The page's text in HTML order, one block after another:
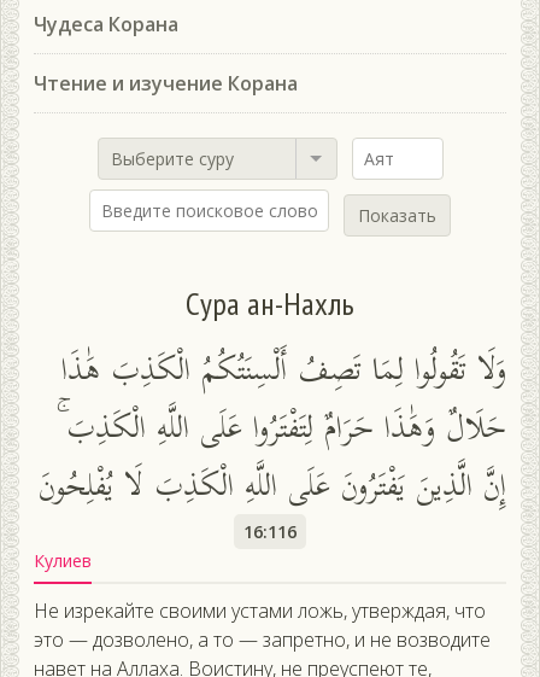
Чудеса Корана
Чтение и изучение Корана
Выберите суру
Показать
Сура ан-Нахль
وَلَا تَقُولُوا لِمَا تَصِفُ أَلْسِنَتُكُمُ الْكَذِبَ هَٰذَا
حَلَالٌ وَهَٰذَا حَرَامٌ لِتَفْتَرُوا عَلَى اللَّهِ الْكَذِبَ ۚ
إِنَّ الَّذِينَ يَفْتَرُونَ عَلَى اللَّهِ الْكَذِبَ لَا يُفْلِحُونَ
16:116
Кулиев
Не изрекайте своими устами ложь, утверждая, что
это — дозволено, а то — запретно, и не возводите
навет на Аллаха. Воистину, не преуспеют те,